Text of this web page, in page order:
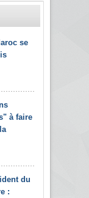
se
à faire
du
: